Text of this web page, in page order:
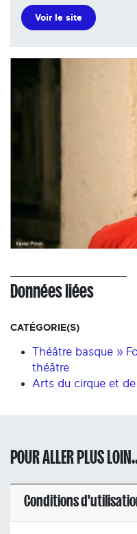
Voir le site
Données liées
CATÉGORIE(S)
Théâtre basque »
théâtre
Arts du cirque et
POUR ALLER PLUS
Conditions